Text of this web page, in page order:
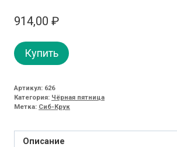
914,00 ₽
Купить
Артикул: 626
Категория: Чёрная пятница
Метка: Сиб-Крук
Описание